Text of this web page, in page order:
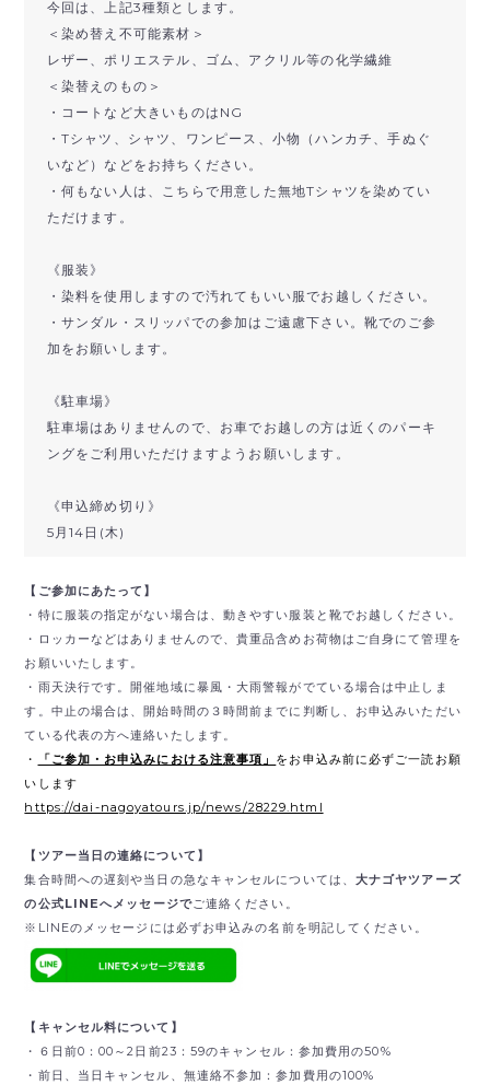
今回は、上記3種類とします。
＜染め替え不可能素材＞
レザー、ポリエステル、ゴム、アクリル等の化学繊維
＜染替えのもの＞
・コートなど大きいものはNG
・Tシャツ、シャツ、ワンピース、小物（ハンカチ、手ぬぐ
いなど）などをお持ちください。
・何もない人は、こちらで用意した無地Tシャツを染めてい
ただけます。
《服装》
・染料を使用しますので汚れてもいい服でお越しください。
・サンダル・スリッパでの参加はご遠慮下さい。靴でのご参
加をお願いします。
《駐車場》
駐車場はありませんので、お車でお越しの方は近くのパーキ
ングをご利用いただけますようお願いします。
《申込締め切り》
5月14日(木)
【ご参加にあたって】
・特に服装の指定がない場合は、動きやすい服装と靴でお越しください。
・ロッカーなどはありませんので、貴重品含めお荷物はご自身にて管理を
お願いいたします。
・雨天決行です。開催地域に暴風・大雨警報がでている場合は中止しま
す。中止の場合は、開始時間の３時間前までに判断し、お申込みいただい
ている代表の方へ連絡いたします。
・
「ご参加・お申込みにおける注意事項」 をお申込み前に必ずご一読お願
いします
https://dai-nagoyatours.jp/news/28229.html
【ツアー当日の連絡について】
集合時間への遅刻や当日の急なキャンセルについては、 大ナゴヤツアーズ
の公式LINEへメッセージでご連絡ください。
※LINEのメッセージには必ずお申込みの名前を明記してください。
【キャンセル料について】
・６日前0：00～2日前23：59のキャンセル：参加費用の50%
・前日、当日キャンセル、無連絡不参加：参加費用の100%